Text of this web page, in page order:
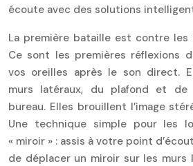
écoute avec des solutions
La première bataille est contre les
Ce sont les premières réflexions
vos oreilles après le son direct.
murs latéraux, du plafond et
bureau. Elles brouillent l’image
Une technique simple pour les
« miroir » : assis à votre point
de déplacer un miroir sur les murs